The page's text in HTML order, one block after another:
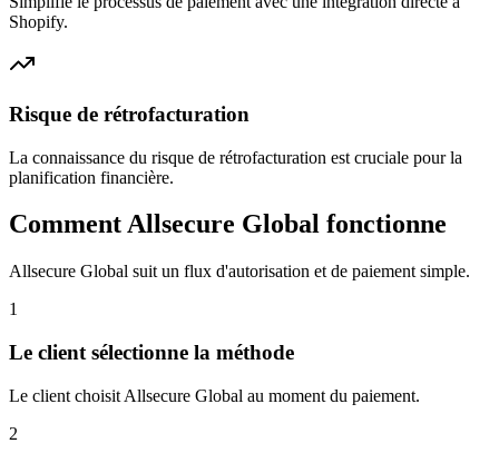
Shopify.
Risque de rétrofacturation
La connaissance du risque de rétrofacturation est cruciale pour la
planification financière.
Comment Allsecure Global fonctionne
Allsecure Global suit un flux d'autorisation et de paiement simple.
1
Le client sélectionne la méthode
Le client choisit Allsecure Global au moment du paiement.
2